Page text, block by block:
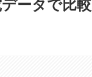
ータで比較